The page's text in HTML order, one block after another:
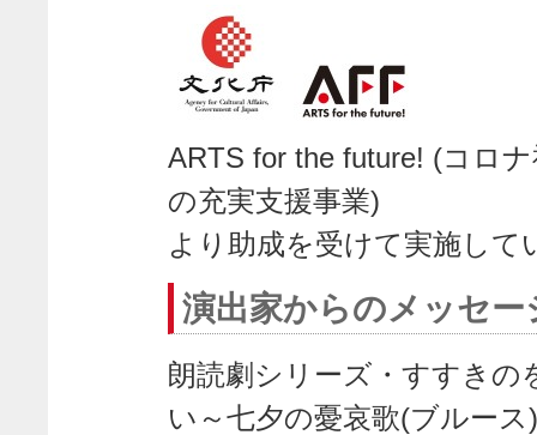
ARTS for the future! (コロ
の充実支援事業)
より助成を受けて実施して
演出家からのメッセー
朗読劇シリーズ・すすきの
い～七夕の憂哀歌(ブルー